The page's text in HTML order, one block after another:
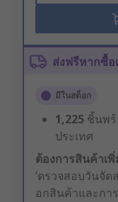
ส่งฟรีหากซื้อ
มีในสต็อก
1,225 ชิ้นพ
ประเทศ
ต้องการสินค้าเ
‘ตรวจสอบวันจัด
อกสินค้าและกา